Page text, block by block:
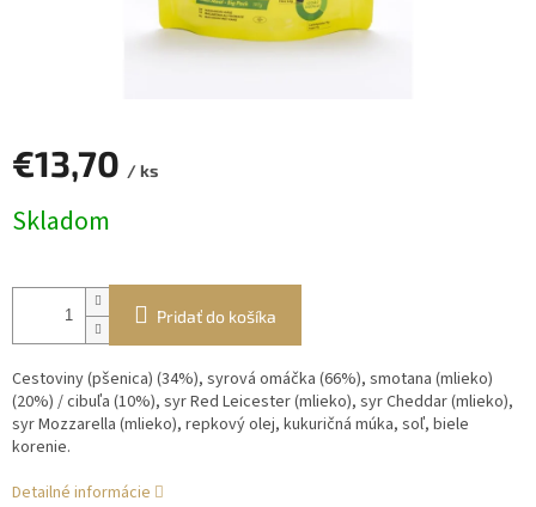
€13,70 / ks
cena:
Skladom
Pridať do košíka
Cestoviny (pšenica) (34%), syrová omáčka (66%), smotana (mlieko)
(20%) / cibuľa (10%), syr Red Leicester (mlieko), syr Cheddar (mlieko),
syr Mozzarella (mlieko), repkový olej, kukuričná múka, soľ, biele
korenie.
Detailné informácie